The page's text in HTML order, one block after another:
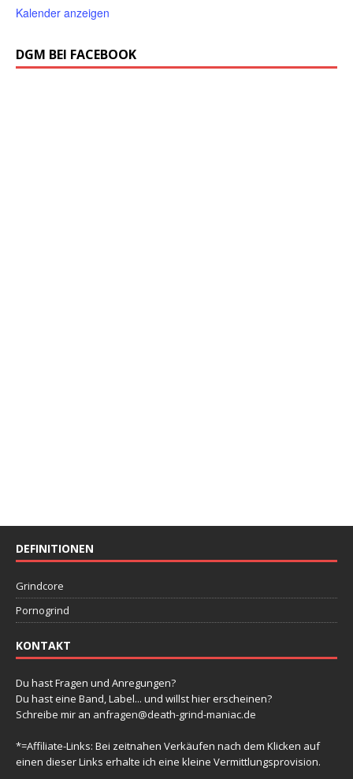
h
e
n
o
e
h
Kalender anzeigen
DGM BEI FACEBOOK
DEFINITIONEN
Grindcore
Pornogrind
KONTAKT
Du hast Fragen und Anregungen?
Du hast eine Band, Label... und willst hier erscheinen?
Schreibe mir an anfragen@death-grind-maniac.de
*=Affiliate-Links: Bei zeitnahen Verkäufen nach dem Klicken auf
einen dieser Links erhalte ich eine kleine Vermittlungsprovision.